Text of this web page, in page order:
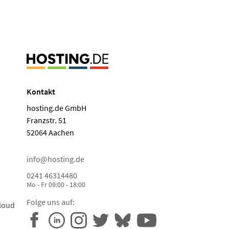
Kontakt
hosting.de GmbH
Franzstr. 51
52064 Aachen
info@hosting.de
0241 46314480
Mo - Fr 09:00 - 18:00
Folge uns auf: